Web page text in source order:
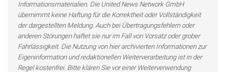
Informationsmaterialien. Die United News Network GmbH
übernimmt keine Haftung für die Korrektheit oder Vollständigkeit
der dargestellten Meldung. Auch bei Übertragungsfehlern oder
anderen Störungen haftet sie nur im Fall von Vorsatz oder grober
Fahrlässigkeit. Die Nutzung von hier archivierten Informationen zur
Eigeninformation und redaktionellen Weiterverarbeitung ist in der
Regel kostenfrei. Bitte klären Sie vor einer Weiterverwendung